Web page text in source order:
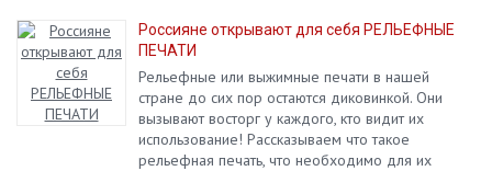
Россияне открывают для себя РЕЛЬЕФНЫЕ
ПЕЧАТИ
Рельефные или выжимные печати в нашей
стране до сих пор остаются диковинкой. Они
вызывают восторг у каждого, кто видит их
использование! Рассказываем что такое
рельефная печать, что необходимо для их